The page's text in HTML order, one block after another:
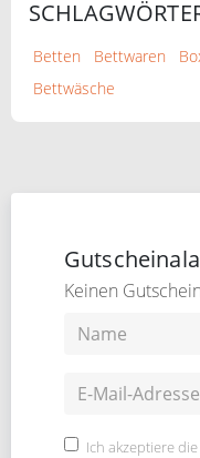
Betten Bettwaren
Bettwäsche
Keinen
Ich akzeptiere die